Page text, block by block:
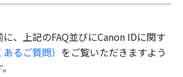
、上記のFAQ並びにCanon IDに関す
るご質問） をご覧いただきますよう